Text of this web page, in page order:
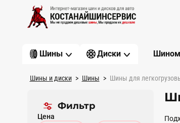
Шины Диски
Шины и диски Шины Шины для
Фильтр
Цена